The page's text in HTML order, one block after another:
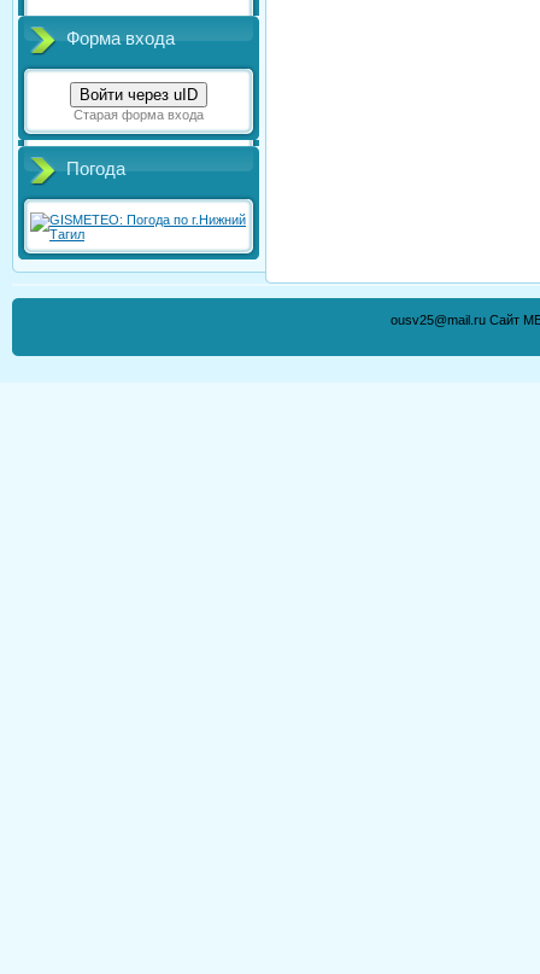
Форма входа
Войти через uID
Старая форма входа
Погода
ousv25@mail.ru Сайт